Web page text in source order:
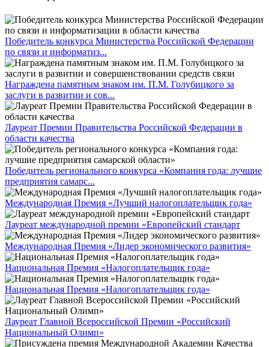
Победитель конкурса Министерства Российской Федерации
по связи и информатиз...
Награждена памятным знаком им. П.М. Голубицкого за
заслуги в развитии и сов...
Лауреат Премии Правительства Российской Федерации в
области качества
Победитель регионального конкурса «Компания года: лучшие
предприятия самарс...
Международная Премия «Лучший налогоплательщик года»
Лауреат международной премии «Европейский стандарт
Международная Премия «Лидер экономического развития»
Национальная Премия «Налогоплательщик года»
Национальная Премия «Налогоплательщик года»
Лауреат Главной Всероссийской Премии «Российский
Национальный Олимп»